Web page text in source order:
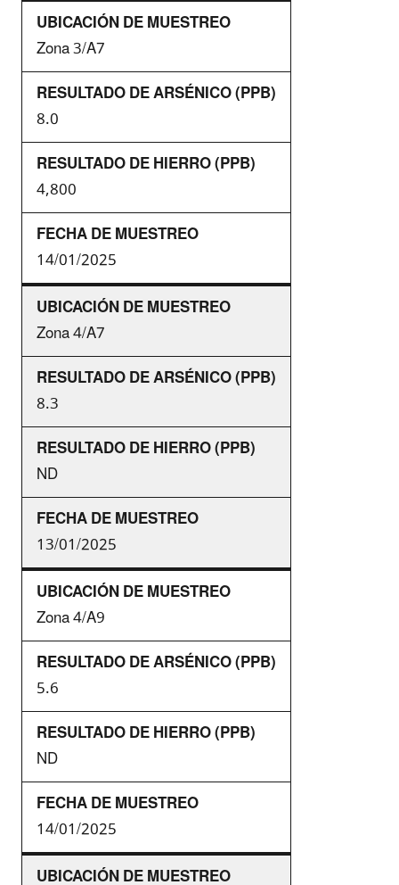
Zona 3/A7
8.0
4,800
14/01/2025
Zona 4/A7
8.3
ND
13/01/2025
Zona 4/A9
5.6
ND
14/01/2025